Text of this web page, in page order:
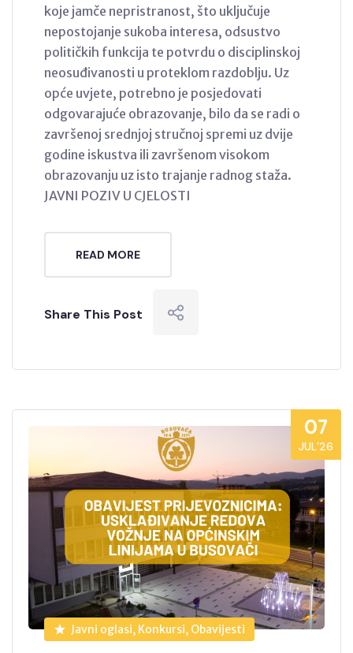
koje jamče nepristranost, što uključuje
nepostojanje sukoba interesa, odsustvo
političkih funkcija te potvrdu o disciplinskoj
neosuđivanosti u proteklom razdoblju. Uz
opće uvjete, potrebno je posjedovati
odgovarajuće obrazovanje, bilo da se radi o
završenoj srednjoj stručnoj spremi uz dvije
godine iskustva ili završenom visokom
obrazovanju uz isto trajanje radnog staža.
JAVNI POZIV U CJELOSTI
READ MORE
Share This Post
07
JUL’26
Javni oglasi, Konkursi, Obavijesti